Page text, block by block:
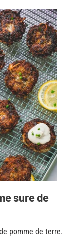
sure de
pomme de terre.